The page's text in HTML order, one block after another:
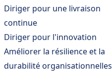
Diriger pour une livraison
continue
Diriger pour l'innovation
Améliorer la résilience et la
durabilité organisationnelles